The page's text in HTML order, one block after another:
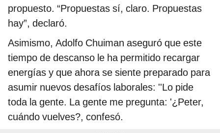
propuesto. “Propuestas sí, claro. Propuestas
hay”, declaró.
Asimismo, Adolfo Chuiman aseguró que este
tiempo de descanso le ha permitido recargar
energías y que ahora se siente preparado para
asumir nuevos desafíos laborales: ''Lo pide
toda la gente. La gente me pregunta: '¿Peter,
cuándo vuelves?, confesó.